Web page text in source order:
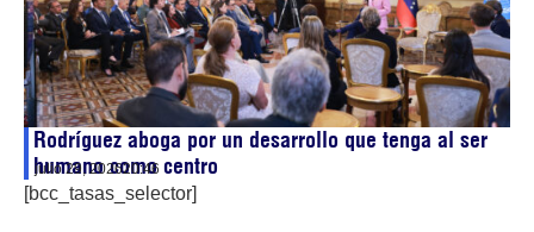
Rodríguez aboga por un desarrollo que tenga al ser
humano como centro
julio 29, 202620:46
[bcc_tasas_selector]